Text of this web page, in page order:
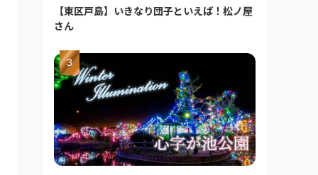
【東区戸島】いきなり団子といえば！松ノ屋
さん